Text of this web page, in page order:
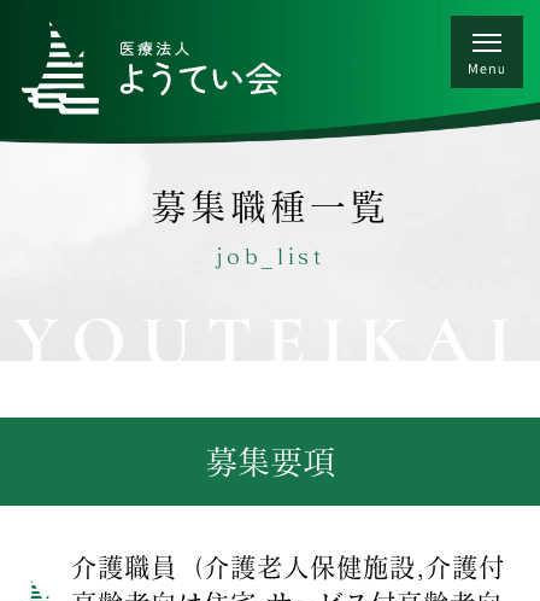
募集職種一覧
job_list
募集要項
介護職員（介護老人保健施設,介護付